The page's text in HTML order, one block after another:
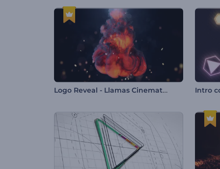
Logo Reveal - Llamas Cinematográficas